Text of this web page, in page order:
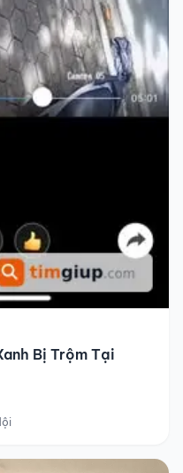
Bị Trộm Tại